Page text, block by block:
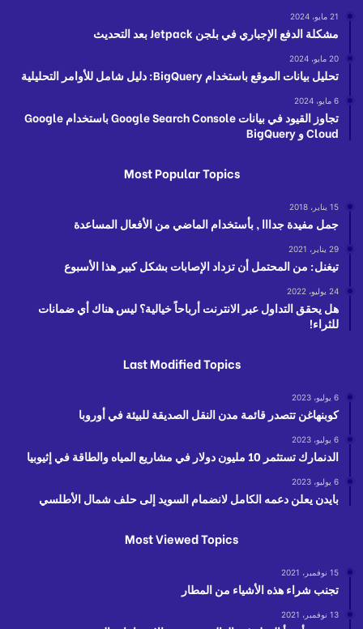
21 مايو، 2024
مشكلة الدفع الإجباري في بلجن Jetpack بعد التحديث
20 مايو، 2024
تحليل بيانات الموقع باستخدام BigQuery: دليل شامل للأوامر التحليلية
6 مايو، 2024
تجاوز القيود في بيانات Google Search Console باستخدام Google
Cloud و BigQuery
Most Popular Topics
15 يناير، 2018
جمل مفيدة جدااا , بأستخدام الماضي من الأفعال المساعدة
29 يناير، 2021
تيغنل: من المحتمل أن تزداد الإصابات بشكل كبير هذا الأسبوع
24 يوليو، 2022
هل يحقق التداول عبر الانترنت أرباحاً خيالية؟ ليس هناك أي ضمانات
للثراء!
Last Modified Topics
6 يوليو، 2023
كوبنهاغن تتصدر قائمة مدن النقل الصديقة للبيئة في أوروبا
6 يوليو، 2023
الدنمارك تستثمر 10 مليون دولار في مشاريع المياه والطاقة في إثيوبيا
6 يوليو، 2023
بايدن يعلن دعمه الكامل لانضمام السويد إلى حلف شمال الأطلسي
Most Viewed Topics
15 نوفمبر، 2021
تجنب شراء هذه الأشياء من المطار
13 نوفمبر، 2021